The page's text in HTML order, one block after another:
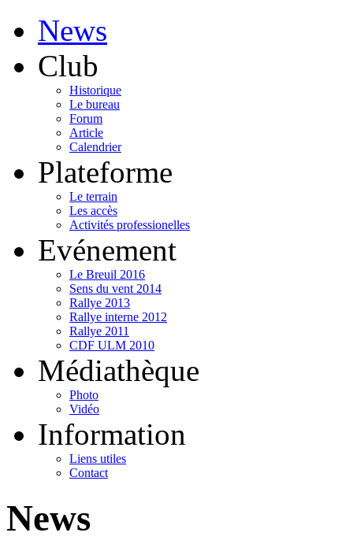
News
Club
Historique
Le bureau
Forum
Article
Calendrier
Plateforme
Le terrain
Les accès
Activités professionelles
Evénement
Le Breuil 2016
Sens du vent 2014
Rallye 2013
Rallye interne 2012
Rallye 2011
CDF ULM 2010
Médiathèque
Photo
Vidéo
Information
Liens utiles
Contact
News